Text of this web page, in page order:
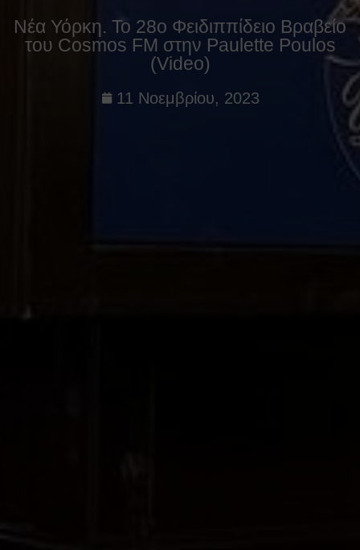
Νέα Υόρκη. Το 28ο Φειδιππίδειο Βραβείο
του Cosmos FM στην Paulette Poulos
(Video)
11 Νοεμβρίου, 2023